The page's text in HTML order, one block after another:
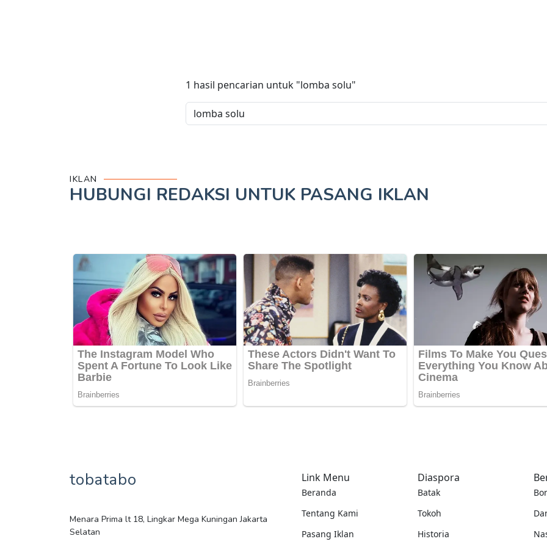
1 hasil pencarian untuk "lomba solu"
IKLAN
HUBUNGI REDAKSI UNTUK PASANG IKLAN
tobatabo
Menara Prima lt 18, Lingkar Mega Kuningan Jakarta
Selatan
Link Menu
Beranda
Tentang Kami
Pasang Iklan
Diaspora
Batak
Tokoh
Historia